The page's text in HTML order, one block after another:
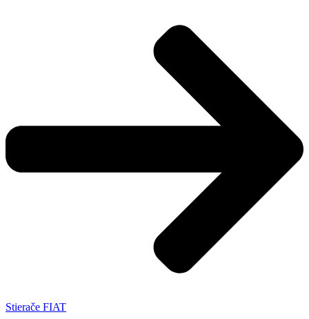
Stierače FIAT